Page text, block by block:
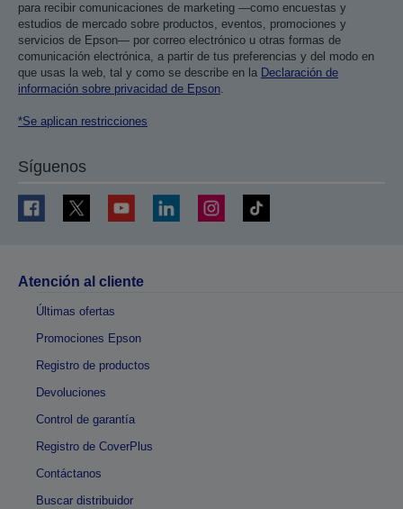
para recibir comunicaciones de marketing —como encuestas y
estudios de mercado sobre productos, eventos, promociones y
servicios de Epson— por correo electrónico u otras formas de
comunicación electrónica, a partir de tus preferencias y del modo en
que usas la web, tal y como se describe en la Declaración de
información sobre privacidad de Epson.
*Se aplican restricciones
Síguenos
Atención al cliente
Últimas ofertas
Promociones Epson
Registro de productos
Devoluciones
Control de garantía
Registro de CoverPlus
Contáctanos
Buscar distribuidor